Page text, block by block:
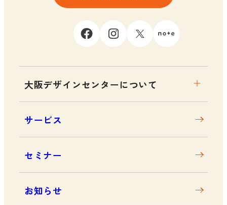
大阪デザインセンターについて
デザイン経営とは
サービス
セミナー
お知らせ